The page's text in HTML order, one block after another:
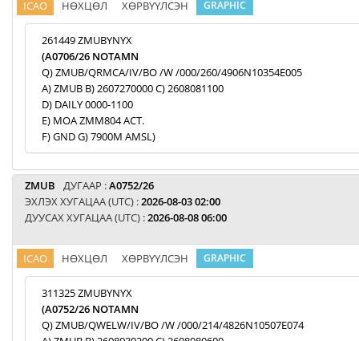
ICAO НӨХЦӨЛ ХӨРВҮҮЛСЭН GRAPHIC
261449 ZMUBYNYX
(A0706/26 NOTAMN
Q) ZMUB/QRMCA/IV/BO /W /000/260/4906N10354E005
A) ZMUB B) 2607270000 C) 2608081100
D) DAILY 0000-1100
E) MOA ZMM804 ACT.
F) GND G) 7900M AMSL)
ZMUB ДУГААР :A0752/26
ЭХЛЭХ ХУГАЦАА (UTC) :2026-08-03 02:00
ДУУСАХ ХУГАЦАА (UTC) :2026-08-08 06:00
ICAO НӨХЦӨЛ ХӨРВҮҮЛСЭН GRAPHIC
311325 ZMUBYNYX
(A0752/26 NOTAMN
Q) ZMUB/QWELW/IV/BO /W /000/214/4826N10507E074